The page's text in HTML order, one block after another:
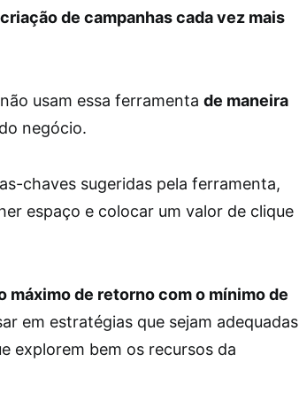
criação de campanhas cada vez mais
usam essa ferramenta de maneira
negócio.
chaves sugeridas pela ferramenta,
espaço e colocar um valor de clique
máximo de retorno com o mínimo de
em estratégias que sejam adequadas
explorem bem os recursos da